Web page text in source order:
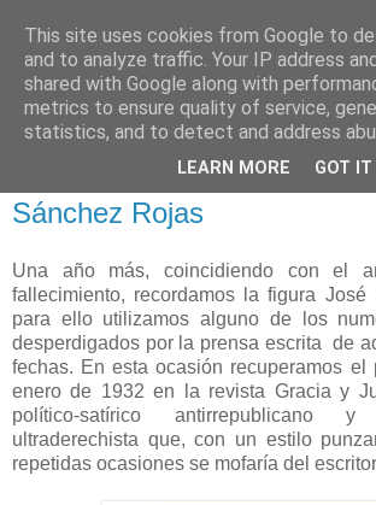
83 aniversario de la muerte
Sánchez Rojas
Una año más, coincidiendo con el
fallecimiento, recordamos la figura
para ello utilizamos alguno de los
desperdigados por la prensa escrita de
fechas. En esta ocasión recuperamos
enero de 1932 en la revista Gracia y
político-satírico antirrepublicano
ultraderechista que, con un estilo
repetidas ocasiones se mofaría del
This site uses cookies from Google to
and to analyze traffic. Your IP address
shared with Google along with
metrics to ensure quality of service,
statistics, and to detect and address
LEARN MORE GOT IT